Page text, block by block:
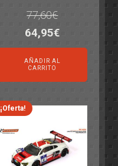
77,60€
El
precio
original
era:
77,60€.
64,95€El
precio
actual
es:
64,95€.
AÑADIR AL
CARRITO
¡Oferta!